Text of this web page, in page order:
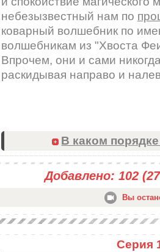
небезызвестный нам по
коварный волшебник по
волшебникам из "Хвоста
Впрочем, они и сами
раскидывая направо и
В каком
Добавлено: 102
Вы
Серия